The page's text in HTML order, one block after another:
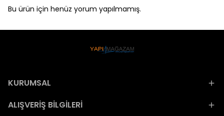
Bu ürün için henüz yorum yapılmamış.
KURUMSAL
ALIŞVERİŞ BİLGİLERİ